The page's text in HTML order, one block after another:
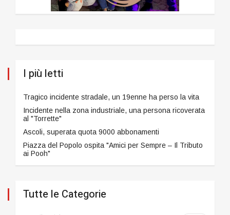
I più letti
Tragico incidente stradale, un 19enne ha perso la vita
Incidente nella zona industriale, una persona ricoverata
al "Torrette"
Ascoli, superata quota 9000 abbonamenti
Piazza del Popolo ospita "Amici per Sempre – Il Tributo
ai Pooh"
Tutte le Categorie